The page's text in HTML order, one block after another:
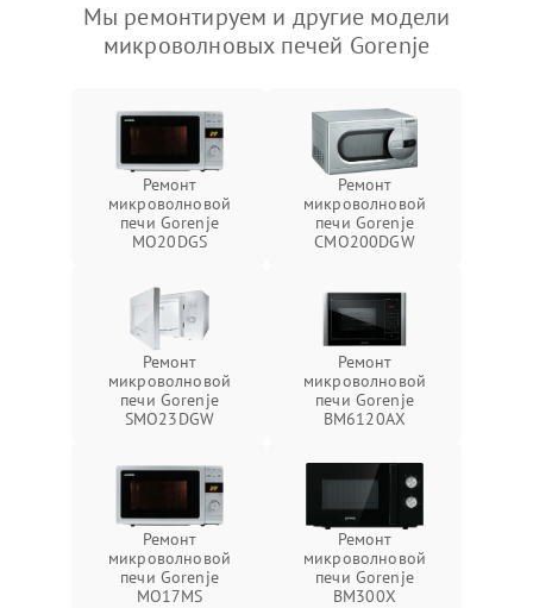
Мы ремонтируем и другие модели
микроволновых печей Gorenje
Ремонт
микроволновой
печи Gorenje
MO20DGS
Ремонт
микроволновой
печи Gorenje
CMO200DGW
Ремонт
микроволновой
печи Gorenje
SMO23DGW
Ремонт
микроволновой
печи Gorenje
BM6120AX
Ремонт
микроволновой
печи Gorenje
MO17MS
Ремонт
микроволновой
печи Gorenje
BM300X